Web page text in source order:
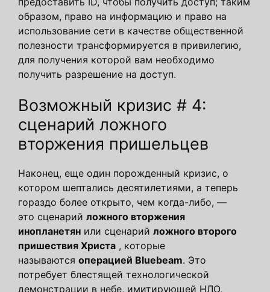
образом, право на информацию и право на
использование сети в качестве общественной
полезности трансформируется в привилегию,
для получения которой вам необходимо
получить разрешение на доступ.
Возможный кризис # 4:
сценарий ложного
вторжения пришельцев
Наконец, еще один порожденный кризис, о
котором шептались десятилетиями, а теперь
гораздо более открыто, чем когда-либо, —
это сценарий ложного вторжения
инопланетян или сценарий ложного второго
пришествия Христа , которые
называются операцией Bluebeam. Это
потребует блестящей технологической
демонстрации в небе, имитирующей НЛО,